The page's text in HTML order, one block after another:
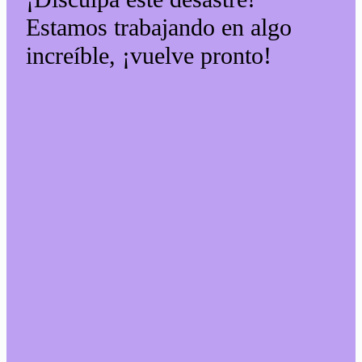
Estamos trabajando en algo
increíble, ¡vuelve pronto!